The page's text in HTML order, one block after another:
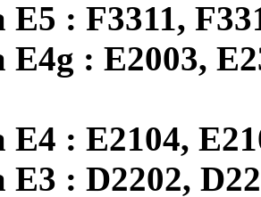
E5 : F3311,
E4g : E2003,
E4 : E2104,
: D2202,